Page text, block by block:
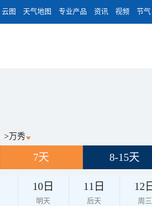
云图 天气地图 专业产品 资讯 视频 节气
> 万秀
7天 8-15天
10日
明天
11日
后天
12
周三